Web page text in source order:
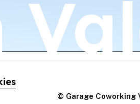
© Garage Coworking